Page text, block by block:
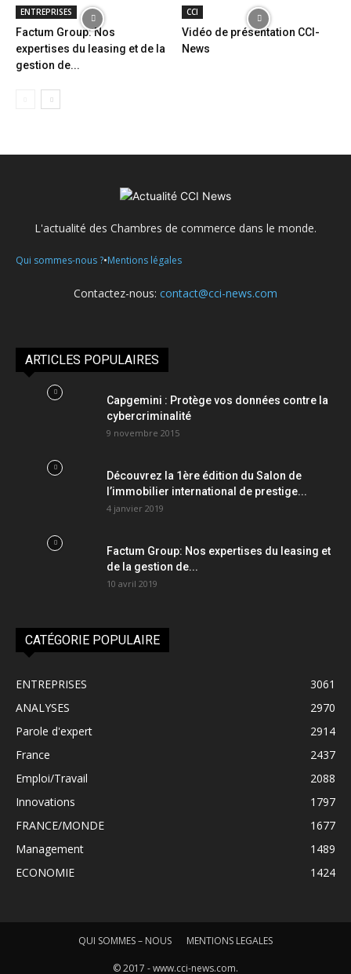
ENTREPRISES
Factum Group: Nos
expertises du leasing et de la
gestion de...
CCI
Vidéo de présentation CCI-
News
L'actualité des Chambres de commerce dans le monde.
Qui sommes-nous ?•Mentions légales
Contactez-nous: contact@cci-news.com
ARTICLES POPULAIRES
Capgemini : Protège vos données contre la
cybercriminalité
9 novembre 2015
Découvrez la 1ère édition du Salon de
l’immobilier international de prestige...
4 janvier 2019
Factum Group: Nos expertises du leasing et
de la gestion de...
10 avril 2019
CATÉGORIE POPULAIRE
ENTREPRISES
3061
ANALYSES
2970
Parole d'expert
2914
France
2437
Emploi/Travail
2088
Innovations
1797
FRANCE/MONDE
1677
Management
1489
ECONOMIE
1424
QUI SOMMES – NOUS MENTIONS LEGALES
© 2017 - www.cci-news.com.